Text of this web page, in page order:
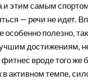
и этим самым
— речи не идет.
полезно, так
достижениям,
вроде того же
в активном темпе,